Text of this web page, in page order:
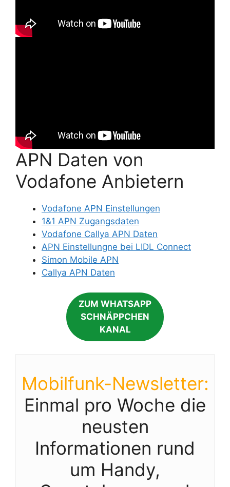
APN Daten von
Vodafone Anbietern
Vodafone APN Einstellungen
1&1 APN Zugangsdaten
Vodafone Callya APN Daten
APN Einstellungne bei LIDL Connect
Simon Mobile APN
Callya APN Daten
ZUM WHATSAPP
SCHNÄPPCHEN
KANAL
Mobilfunk-Newsletter:
Einmal pro Woche die
neusten
Informationen rund
um Handy,